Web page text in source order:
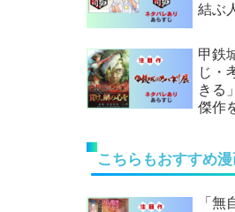
結ぶ
甲鉄
じ・
きる
傑作
こちらもおすすめ
「